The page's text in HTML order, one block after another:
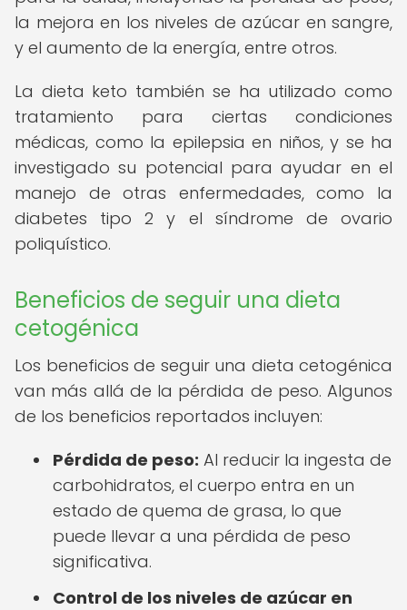
la mejora en los niveles de azúcar en sangre,
y el aumento de la energía, entre otros.
La dieta keto también se ha utilizado como
tratamiento para ciertas condiciones
médicas, como la epilepsia en niños, y se ha
investigado su potencial para ayudar en el
manejo de otras enfermedades, como la
diabetes tipo 2 y el síndrome de ovario
poliquístico.
Beneficios de seguir una dieta
cetogénica
Los beneficios de seguir una dieta cetogénica
van más allá de la pérdida de peso. Algunos
de los beneficios reportados incluyen:
Pérdida de peso: Al reducir la ingesta de
carbohidratos, el cuerpo entra en un
estado de quema de grasa, lo que
puede llevar a una pérdida de peso
significativa.
Control de los niveles de azúcar en